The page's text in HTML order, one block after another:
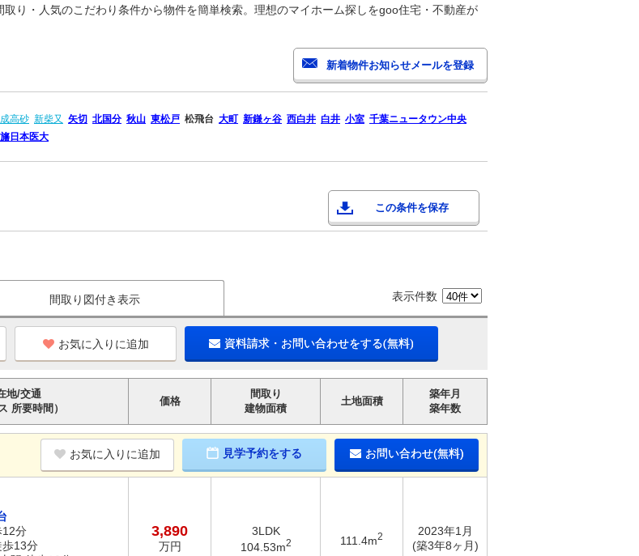
り・人気のこだわり条件から物件を簡単検索。理想のマイホーム探しをgoo住宅・不動産が
高砂 新柴又 矢切 北国分 秋山 東松戸 松飛台 大町 新鎌ヶ谷 西白井 白井 小室 千葉ニュータウン中央
日本医大
この条件を保存
間取り図付き表示 表示件数
お気に入りに追加 資料請求・お問い合わせをする(無料)
地/交通
所要時間）
価格
間取り
建物面積
土地面積
築年月
築年数
お気に入りに追加 見学予約をする お問い合わせ(無料)
12分
13分
3,890
万円
3LDK
104.53m2 111.4m2
2023年1月
(築3年8ヶ月)